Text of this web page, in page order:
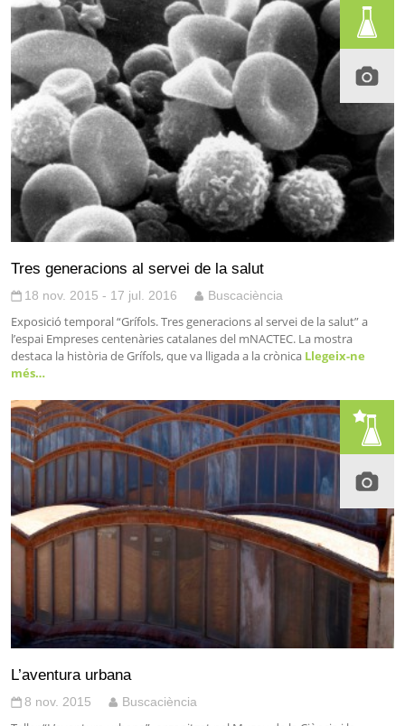
Tres generacions al servei de la salut
18 nov. 2015 - 17 jul. 2016 Buscaciència
Exposició temporal “Grífols. Tres generacions al servei de la salut” a
l’espai Empreses centenàries catalanes del mNACTEC. La mostra
destaca la història de Grífols, que va lligada a la crònica Llegeix-ne
més…
L’aventura urbana
8 nov. 2015 Buscaciència